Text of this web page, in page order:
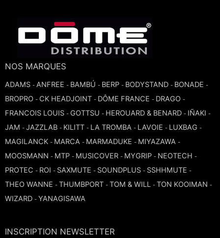
SAXOPHONE
TROMPETTE CORNET BUGLE
TUBA
NOS MARQUES
ADAMS - ANFREE - BAMBÚ - BERP - BODYSTAND - BONADE -
BROPRO - CK HEADJOINT - DÔME FRANCE - DRAGO -
FRANCOIS LOUIS - GOTTSU - HEROUARD & BENARD - IÑAKI -
JAM - JAZZLAB - KILITT - LA TROMBA - LAVOIE - LUXBAG -
MAGILANCK - MARCA - MARMADUKE - MIYAZAWA -
MOOSMANN - MTP - MUSICOVER - MYGRIP - NEOTECH -
PROTEC - ROI - SAXMUTE - SOUNDPLUS - SSHHMUTE -
THEO WANNE - THUMBPORT - TOM & WILL - TON KOOIMAN -
WIZARD - YANAGISAWA
INSCRIPTION NEWSLETTER